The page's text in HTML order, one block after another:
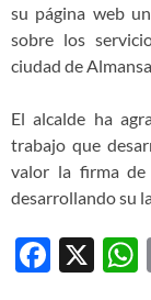
su página web
sobre los
ciudad de Almansa.
El alcalde ha
trabajo que
valor la firma de
desarrollando su
F
X